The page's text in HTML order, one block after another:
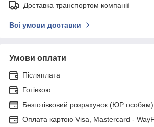
Доставка транспортом компанії
Всі умови доставки
Умови оплати
Післяплата
Готівкою
Безготівковий розрахунок (ЮР особам)
Оплата картою Visa, Mastercard -